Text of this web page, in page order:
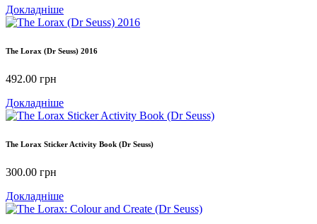
Докладніше
The Lorax (Dr Seuss) 2016
492.00 грн
Докладніше
The Lorax Sticker Activity Book (Dr Seuss)
300.00 грн
Докладніше